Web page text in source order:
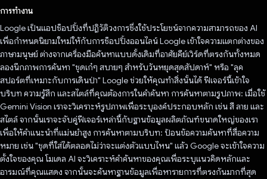
การทำงาน
Loogle เป็นแอปช็อปปิ้งที่ปฏิวัติวงการซึ่งใช้ประโยชน์จากความสามารถของ AI
เพื่อกำหนดนิยามใหม่ให้กับการช็อปปิ้งออนไลน์ Loogle เข้าใจความแตกต่างของ
ภาษามนุษย์ ต่างจากเครื่องมือค้นหาแบบดั้งเดิมที่อาศัยคีย์เวิร์ดที่ตรงกันทั้งหมด
ลองนึกภาพการค้นหา "ชุดเก๋ๆ สบายๆ สำหรับวันหยุดสุดสัปดาห์" หรือ "ลุค
สปอร์ตที่เหมาะกับการเดินป่า" Loogle ช่วยให้คุณทำสิ่งนั้นได้ ฟีเจอร์นี้เข้าใจ
บริบท ความรู้สึก และสไตล์ที่คุณต้องการในคำค้นหา การค้นหาตามรูปภาพ: เมื่อใช้
Gemini Vision เราจะวิเคราะห์รูปภาพเพื่อระบุองค์ประกอบหลัก เช่น สี ลาย และ
สไตล์ จากนั้นเราจะจับคู่ฟีเจอร์เหล่านี้กับฐานข้อมูลผลิตภัณฑ์ขนาดใหญ่ของเรา
เพื่อให้คำแนะนำที่แม่นยำสูง การค้นหาตามบริบท: ป้อนข้อความค้นหาที่สื่อความ
หมาย เช่น "ชุดที่ใส่ได้ตลอดไม่ว่าจะแต่งตัวแบบไหน" แล้ว Google จะเข้าใจความ
ตั้งใจของคุณ โมเดล AI จะวิเคราะห์คำค้นหาของคุณเพื่อระบุแนวคิดหลักและ
อารมณ์ที่คุณแสดง จากนั้นจะค้นหาฐานข้อมูลเพื่อหารายการที่ตรงกันมากที่สุด